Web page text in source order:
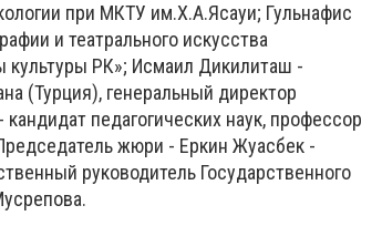
при МКТУ им.Х.А.Ясауи; Гульнафис
и театрального искусства
культуры РК»; Исмаил Дикилиташ -
(Турция), генеральный директор
педагогических наук, профессор
жюри - Еркин Жуасбек -
руководитель Государственного